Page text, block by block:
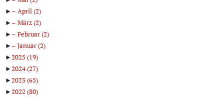
►
April(2)
►
März(2)
►
Februar(2)
►
Januar(2)
►2025 (19)
►2024(27)
►2023(65)
►2022 (80)